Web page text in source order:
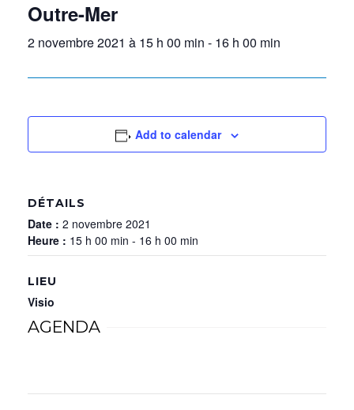
Outre-Mer
2 novembre 2021 à 15 h 00 min - 16 h 00 min
Add to calendar
DÉTAILS
Date : 2 novembre 2021
Heure : 15 h 00 min - 16 h 00 min
LIEU
Visio
AGENDA